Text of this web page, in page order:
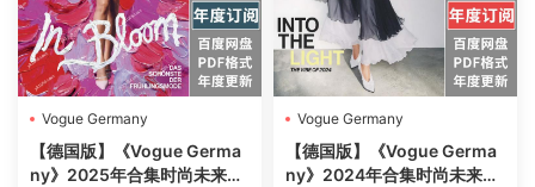
Vogue Germany
【德国版】《Vogue Germa
ny》2025年合集时尚未来趋
Vogue Germany
【德国版】《Vogue Germa
ny》2024年合集时尚未来趋